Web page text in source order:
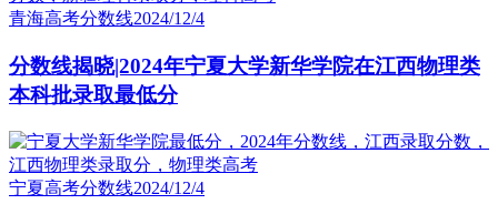
青海高考分数线2024/12/4
分数线揭晓|2024年宁夏大学新华学院在江西物理类
本科批录取最低分
宁夏高考分数线2024/12/4